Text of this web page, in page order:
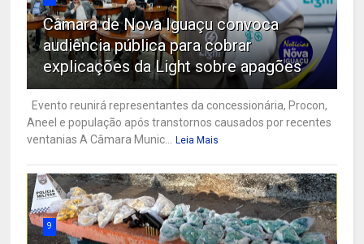
Câmara de Nova Iguaçu convoca
audiência pública para cobrar
explicações da Light sobre apagões
Evento reunirá representantes da concessionária, Procon,
Aneel e população após transtornos causados por recentes
ventanias A Câmara Munic...
Leia Mais
9